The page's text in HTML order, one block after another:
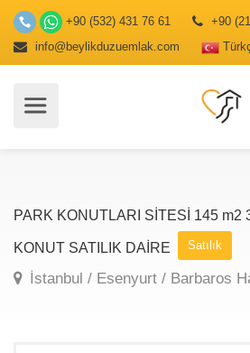
+90 (532) 431 76 61
+90
info@beylikduzuemlak.com
PARK KONUTLARI SİTESİ 145 m2
KONUT SATILIK DAİRE Satılık
İstanbul / Esenyurt / Barbaros